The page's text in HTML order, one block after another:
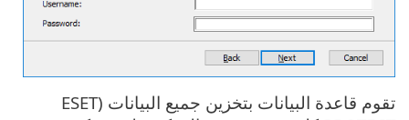
تقوم قاعدة البيانات بتخزين جميع البيانات (ESET